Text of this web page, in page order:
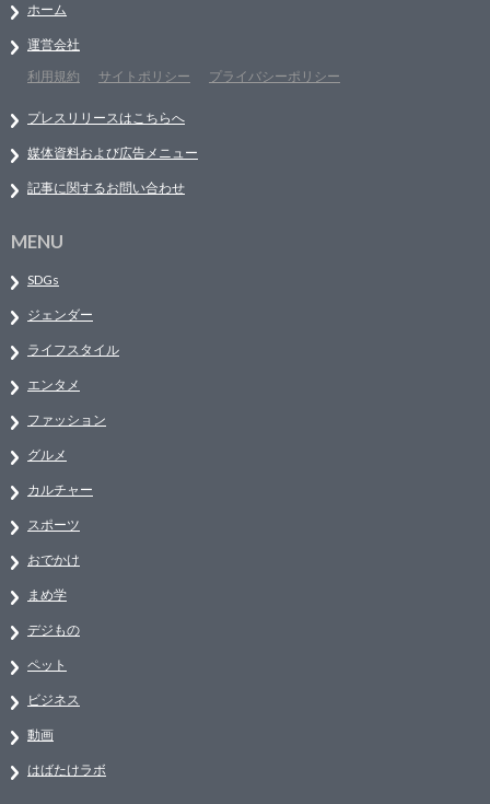
ホーム
運営会社
利用規約
サイトポリシー プライバシーポリシー
プレスリリースはこちらへ
媒体資料および広告メニュー
記事に関するお問い合わせ
MENU
SDGs
ジェンダー
ライフスタイル
エンタメ
ファッション
グルメ
カルチャー
スポーツ
おでかけ
まめ学
デジもの
ペット
ビジネス
動画
はばたけラボ